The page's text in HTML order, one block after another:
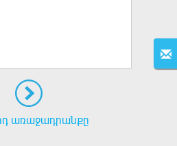
առաջադրանքը